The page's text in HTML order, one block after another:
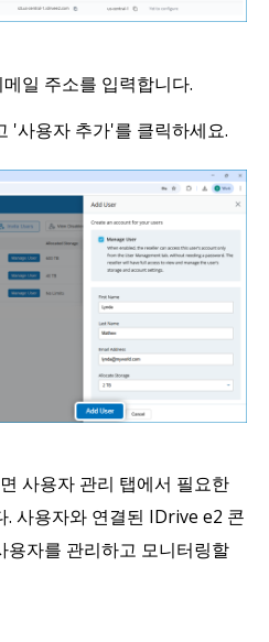
일 주소를 입력합니다.
'사용자 추가'를 클릭하세요.
사용자 관리 탭에서 필요한
사용자와 연결된 IDrive e2 콘
용자를 관리하고 모니터링할